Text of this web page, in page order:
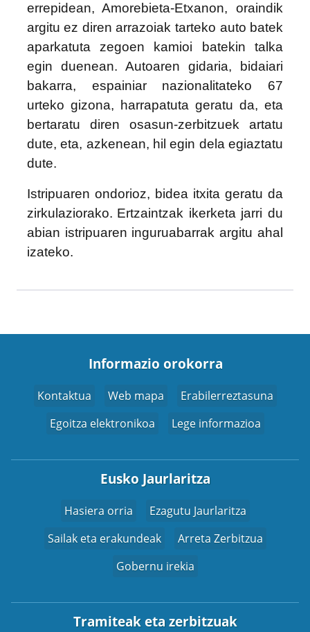
errepidean, Amorebieta-Etxanon,oraindik
argitu ez diren arrazoiak tarteko auto batek
aparkatuta zegoen kamioi batekin talka
egin duenean. Autoaren gidaria, bidaiari
bakarra, espainiar nazionalitateko 67
urteko gizona, harrapatuta geratu da, eta
bertaratu diren osasun-zerbitzuek artatu
dute, eta, azkenean, hil egin dela egiaztatu
dute.
Istripuaren ondorioz, bidea itxita geratu da
zirkulaziorako. Ertzaintzak ikerketa jarri du
abian istripuaren inguruabarrak argitu ahal
izateko.
Informazio orokorra
Kontaktua Web mapa
Erabilerreztasuna
Egoitza elektronikoa
Lege informazioa
Eusko Jaurlaritza
Hasiera orria
Ezagutu Jaurlaritza
Sailak eta erakundeak
Arreta Zerbitzua
Gobernu irekia
Tramiteak eta zerbitzuak